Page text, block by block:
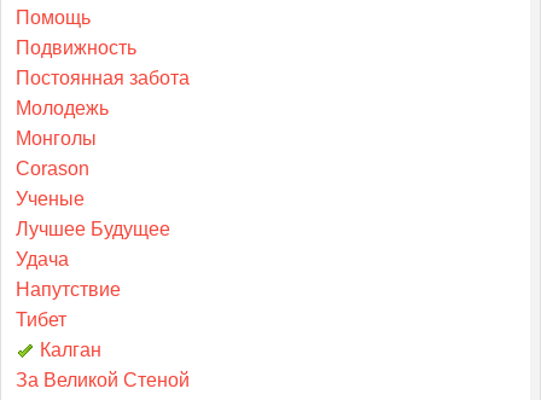
Помощь
Подвижность
Постоянная забота
Молодежь
Монголы
Corason
Ученые
Лучшее Будущее
Удача
Напутствие
Тибет
Калган
За Великой Стеной